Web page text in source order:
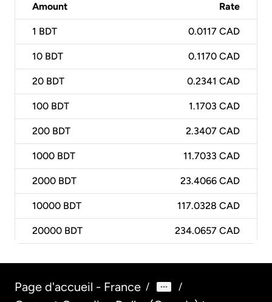
Amount Rate
1 BDT 0.0117 CAD
10 BDT 0.1170 CAD
20 BDT 0.2341 CAD
100 BDT 1.1703 CAD
200 BDT 2.3407 CAD
1000 BDT 11.7033 CAD
2000 BDT 23.4066 CAD
10000 BDT 117.0328 CAD
20000 BDT 234.0657 CAD
Page d'accueil - France / /